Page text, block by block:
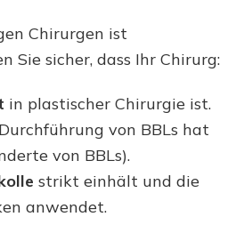
Chirurgen ist
Sie sicher, dass Ihr Chirurg:
in plastischer Chirurgie ist.
von BBLs hat
von BBLs).
strikt einhält und die
anwendet.